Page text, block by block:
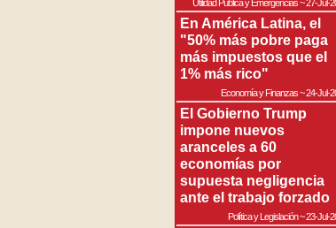
Utilidad Pública y Emergencias~27-Jul-
En América Latina, el
"50% más pobre paga
más impuestos que el
1% más rico"
Economía y Finanzas~24-Jul-
El Gobierno Trump
impone nuevos
aranceles a 60
economías por
supuesta negligencia
ante el trabajo forzado
Política y Legislación~23-Jul-